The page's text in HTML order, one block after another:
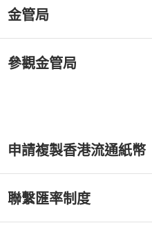
金管局
參觀金管局
申請複製香港流通紙幣
聯繫匯率制度